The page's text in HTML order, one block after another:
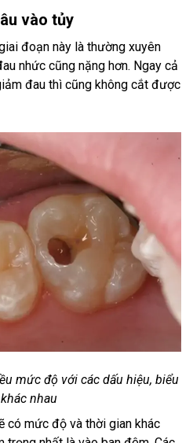
vào tủy
đoạn này là thường xuyên
nhức cũng nặng hơn. Ngay cả
đau thì cũng không cắt được
mức độ với các dấu hiệu, biểu
nhau
có mức độ và thời gian khác